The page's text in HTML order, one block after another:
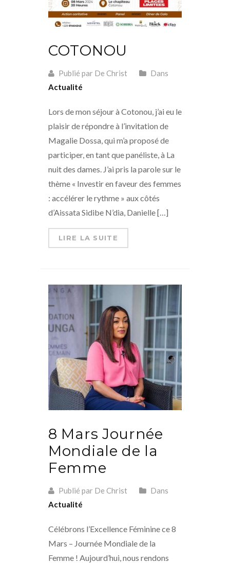
COTONOU
Publié par De Christ
Dans
Actualité
Lors de mon séjour à Cotonou, j’ai eu le
plaisir de répondre à l’invitation de
Magalie Dossa, qui m’a proposé de
participer, en tant que panéliste, à La
nuit des dames. J’ai pris la parole sur le
thème « Investir en faveur des femmes
: accélérer le rythme » aux côtés
d’Aissata Sidibe N’dia, Danielle […]
LIRE LA SUITE
8 Mars Journée
Mondiale de la
Femme
Publié par De Christ
Dans
Actualité
Célébrons l’Excellence Féminine ce 8
Mars – Journée Mondiale de la
Femme ! Aujourd’hui, nous rendons